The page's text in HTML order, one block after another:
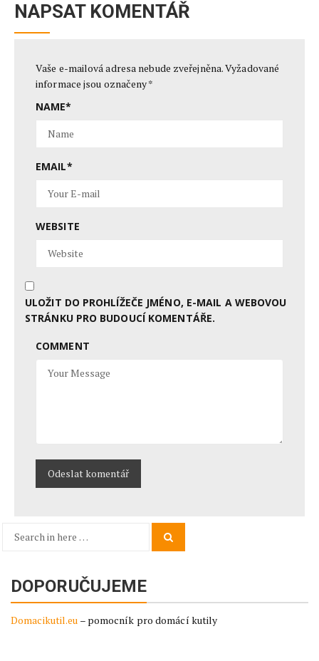
NAPSAT KOMENTÁŘ
Vaše e-mailová adresa nebude zveřejněna.Vyžadované
informace jsou označeny*
NAME*
EMAIL*
WEBSITE
ULOŽIT DO PROHLÍŽEČE JMÉNO, E-MAIL A WEBOVOU
STRÁNKU PRO BUDOUCÍ KOMENTÁŘE.
COMMENT
Search
DOPORUČUJEME
Domacikutil.eu – pomocník pro domácí kutily